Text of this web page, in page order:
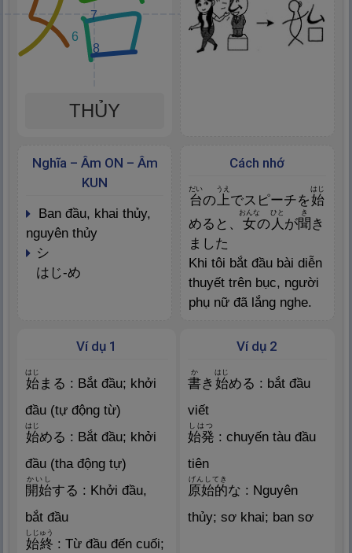
6
7
8
THỦY
Cách nhớ
台
だい
の上
うえ
でスピーチを始
はじ
めると、 女
おんな
の 人
ひと
が聞
Nghĩa: Nghe thấy, hỏi
き
き
ました
Khi tôi bắt đầu bài diễn
thuyết trên bục, người
phụ nữ đã lắng nghe.
Nghĩa – Âm ON – Âm
KUN
ban đầu, khai thủy,
nguyên thủy
シ
はじ-め
Ví dụ 1
始
はじ
まる : Bắt đầu; khởi
đầu (tự động từ)
始
はじ
める : Bắt đầu; khởi
đầu (tha động tự)
開始
かいし
する : Khởi đầu,
bắt đầu
始終
しじゅう
: Từ đầu đến cuối;
Ví dụ 2
書
か
き 始
はじ
める : bắt đầu
viết
始発
しはつ
: chuyến tàu đầu
tiên
原
Nghĩa: Cánh đồng, đồng bằng,
始的
Nghĩa: Đích thực, đích xác,
げんしてき
な : Nguyên
thủy; sơ khai; ban sơ